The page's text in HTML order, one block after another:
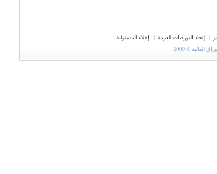
| إتحاد البورصات العربية |
إخلاء المسئولية
© 2009